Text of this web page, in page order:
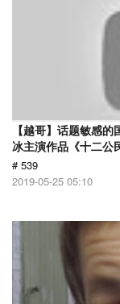
【越哥】话题敏感
冰主演作品《十二公
# 539
2019-05-25 05:10